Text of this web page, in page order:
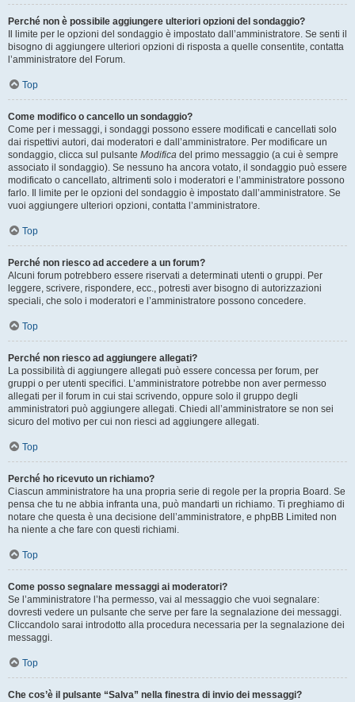
Perché non è possibile aggiungere ulteriori opzioni del sondaggio?
Il limite per le opzioni del sondaggio è impostato dall’amministratore. Se senti il
bisogno di aggiungere ulteriori opzioni di risposta a quelle consentite, contatta
l’amministratore del Forum.
Top
Come modifico o cancello un sondaggio?
Come per i messaggi, i sondaggi possono essere modificati e cancellati solo
dai rispettivi autori, dai moderatori e dall’amministratore. Per modificare un
sondaggio, clicca sul pulsante Modifica del primo messaggio (a cui è sempre
associato il sondaggio). Se nessuno ha ancora votato, il sondaggio può essere
modificato o cancellato, altrimenti solo i moderatori e l’amministratore possono
farlo. Il limite per le opzioni del sondaggio è impostato dall’amministratore. Se
vuoi aggiungere ulteriori opzioni, contatta l’amministratore.
Top
Perché non riesco ad accedere a un forum?
Alcuni forum potrebbero essere riservati a determinati utenti o gruppi. Per
leggere, scrivere, rispondere, ecc., potresti aver bisogno di autorizzazioni
speciali, che solo i moderatori e l’amministratore possono concedere.
Top
Perché non riesco ad aggiungere allegati?
La possibilità di aggiungere allegati può essere concessa per forum, per
gruppi o per utenti specifici. L’amministratore potrebbe non aver permesso
allegati per il forum in cui stai scrivendo, oppure solo il gruppo degli
amministratori può aggiungere allegati. Chiedi all’amministratore se non sei
sicuro del motivo per cui non riesci ad aggiungere allegati.
Top
Perché ho ricevuto un richiamo?
Ciascun amministratore ha una propria serie di regole per la propria Board. Se
pensa che tu ne abbia infranta una, può mandarti un richiamo. Ti preghiamo di
notare che questa è una decisione dell’amministratore, e phpBB Limited non
ha niente a che fare con questi richiami.
Top
Come posso segnalare messaggi ai moderatori?
Se l’amministratore l’ha permesso, vai al messaggio che vuoi segnalare:
dovresti vedere un pulsante che serve per fare la segnalazione dei messaggi.
Cliccandolo sarai introdotto alla procedura necessaria per la segnalazione dei
messaggi.
Top
Che cos’è il pulsante “Salva” nella finestra di invio dei messaggi?